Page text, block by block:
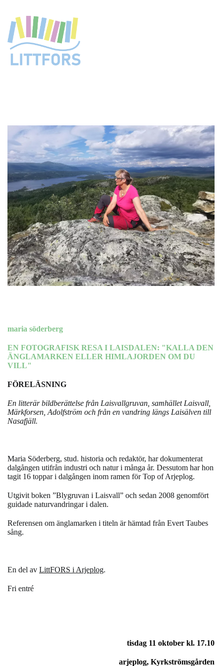
maria söderberg
EN FOTOGRAFISK RESA I LAISDALEN: "KALLA DEN
ÄNGLAMARKEN ELLER HIMLAJORDEN OM DU
VILL"
FÖRELÄSNING
En litterär bildberättelse från Laisvallgruvan, samhället Laisvall,
Märkforsen, Adolfström och från en vandring längs Laisälven till
Nasafjäll.
Maria Söderberg, stud. historia och redaktör, har dokumenterat
dalgången utifrån industri och natur i många år. Dessutom har hon
tagit 16 toppar i dalgången inom ramen för Top of Arjeplog.
Utgivit boken ”Blygruvan i Laisvall” och sedan 2008 genomfört
guidade naturvandringar i dalen.
Referensen om änglamarken i titeln är hämtad från Evert Taubes
sång.
En del av LittFORS i Arjeplog.
Fri entré
tisdag 11 oktober kl. 17.10
arjeplog, Kyrkströmsgården